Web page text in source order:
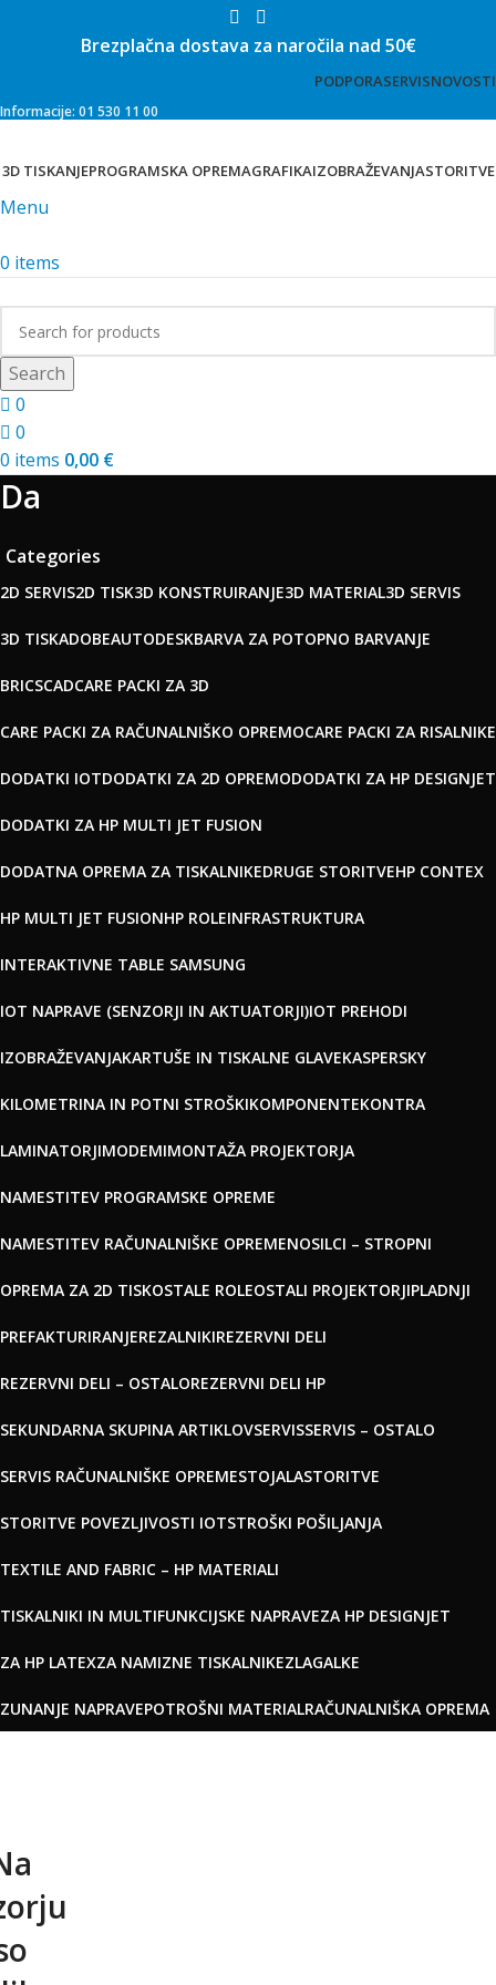
Brezplačna dostava za naročila nad 50€
PODPORASERVISNOVOSTI
Informacije: 01 530 11 00
3D TISKANJEPROGRAMSKA OPREMAGRAFIKAIZOBRAŽEVANJASTORITVE
Menu
0 items
Search
0
0
0 items 0,00 €
Da
Categories
2D SERVIS2D TISK3D KONSTRUIRANJE3D MATERIAL3D SERVIS
3D TISKADOBEAUTODESKBARVA ZA POTOPNO BARVANJE
BRICSCADCARE PACKI ZA 3D
CARE PACKI ZA RAČUNALNIŠKO OPREMOCARE PACKI ZA RISALNIKE
DODATKI IOTDODATKI ZA 2D OPREMODODATKI ZA HP DESIGNJET
DODATKI ZA HP MULTI JET FUSION
DODATNA OPREMA ZA TISKALNIKEDRUGE STORITVEHP CONTEX
HP MULTI JET FUSIONHP ROLEINFRASTRUKTURA
INTERAKTIVNE TABLE SAMSUNG
IOT NAPRAVE (SENZORJI IN AKTUATORJI)IOT PREHODI
IZOBRAŽEVANJAKARTUŠE IN TISKALNE GLAVEKASPERSKY
KILOMETRINA IN POTNI STROŠKIKOMPONENTEKONTRA
LAMINATORJIMODEMIMONTAŽA PROJEKTORJA
NAMESTITEV PROGRAMSKE OPREME
NAMESTITEV RAČUNALNIŠKE OPREMENOSILCI – STROPNI
OPREMA ZA 2D TISKOSTALE ROLEOSTALI PROJEKTORJIPLADNJI
PREFAKTURIRANJEREZALNIKIREZERVNI DELI
REZERVNI DELI – OSTALOREZERVNI DELI HP
SEKUNDARNA SKUPINA ARTIKLOVSERVISSERVIS – OSTALO
SERVIS RAČUNALNIŠKE OPREMESTOJALASTORITVE
STORITVE POVEZLJIVOSTI IOTSTROŠKI POŠILJANJA
TEXTILE AND FABRIC – HP MATERIALI
TISKALNIKI IN MULTIFUNKCIJSKE NAPRAVEZA HP DESIGNJET
ZA HP LATEXZA NAMIZNE TISKALNIKEZLAGALKE
ZUNANJE NAPRAVEPOTROŠNI MATERIALRAČUNALNIŠKA OPREMA